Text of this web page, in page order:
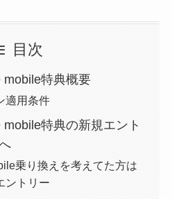
目次
特典概要
適用条件
特典の新規エント
乗り換えを考えてた方は
ントリー